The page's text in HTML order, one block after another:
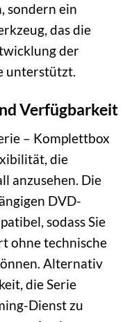
sondern ein
das die
der
unterstützt.
Verfügbarkeit
– Komplettbox
die
anzusehen. Die
DVD-
sodass Sie
ohne technische
Alternativ
die Serie
Dienst zu